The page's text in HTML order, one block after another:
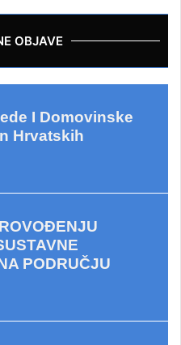
OBJAVE
I Domovinske
Hrvatskih
PODRUČJU